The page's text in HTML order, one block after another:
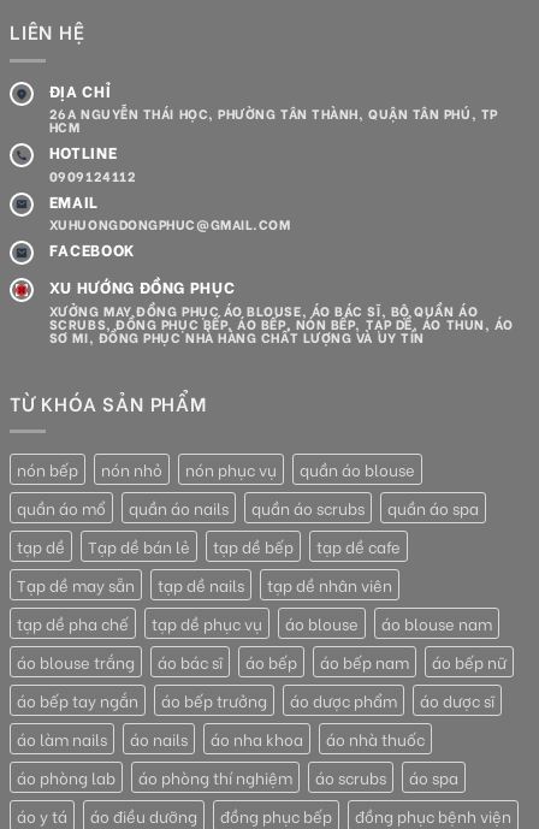
LIÊN HỆ
ĐỊA CHỈ
26A NGUYỄN THÁI HỌC, PHƯỜNG TÂN THÀNH, QUẬN TÂN PHÚ, TP
HCM
HOTLINE
0909124112
EMAIL
XUHUONGDONGPHUC@GMAIL.COM
FACEBOOK
XU HƯỚNG ĐỒNG PHỤC
XƯỞNG MAY ĐỒNG PHỤC ÁO BLOUSE, ÁO BÁC SĨ, BỘ QUẦN ÁO
SCRUBS, ĐỒNG PHỤC BẾP, ÁO BẾP, NÓN BẾP, TẠP DỀ, ÁO THUN, ÁO
SƠ MI, ĐỒNG PHỤC NHÀ HÀNG CHẤT LƯỢNG VÀ UY TÍN
TỪ KHÓA SẢN PHẨM
nón bếp nón nhỏ nón phục vụ
quần áo blouse
quần áo mổ
quần áo nails quần áo scrubs
quần áo spa
tạp dề
Tạp dề bán lẻ tạp dề bếp
tạp dề cafe
Tạp dề may sẵn
tạp dề nails
tạp dề nhân viên
tạp dề pha chế
tạp dề phục vụ áo blouse
áo blouse nam
áo blouse trắng
áo bác sĩ áo bếp áo bếp nam
áo bếp nữ
áo bếp tay ngắn
áo bếp trưởng áo dược phẩm
áo dược sĩ
áo làm nails
áo nails áo nha khoa
áo nhà thuốc
áo phòng lab
áo phòng thí nghiệm áo scrubs
áo spa
áo y tá
áo điều dưỡng đồng phục bếp đồng phục bệnh viện